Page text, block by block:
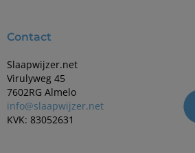
Contact
Slaapwijzer.net
Virulyweg 45
7602RG Almelo
info@slaapwijzer.net
KVK: 83052631